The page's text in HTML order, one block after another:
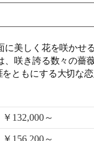
美しく花を咲かせ
咲き誇る数々の薔
ともにする大切な
￥132,000～
￥156,200～